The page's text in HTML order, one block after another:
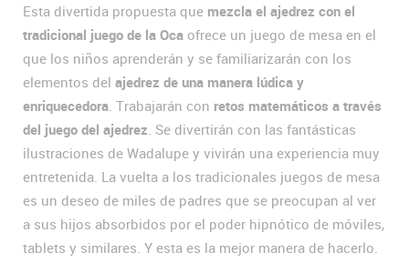
Esta divertida propuesta que mezcla el ajedrez con el
tradicional juego de la Oca ofrece un juego de mesa en el
que los niños aprenderán y se familiarizarán con los
elementos del ajedrez de una manera lúdica y
enriquecedora . Trabajarán con retos matemáticos a través
del juego del ajedrez . Se divertirán con las fantásticas
ilustraciones de Wadalupe y vivirán una experiencia muy
entretenida. La vuelta a los tradicionales juegos de mesa
es un deseo de miles de padres que se preocupan al ver
a sus hijos absorbidos por el poder hipnótico de móviles,
tablets y similares. Y esta es la mejor manera de hacerlo.